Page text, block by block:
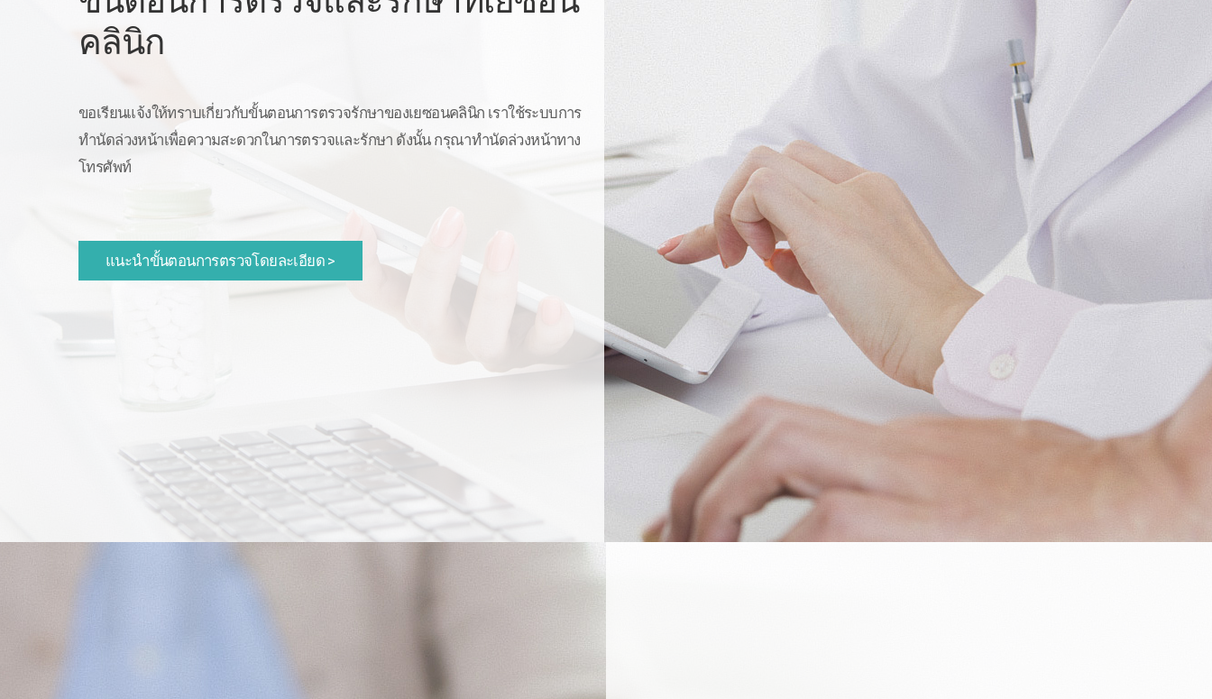
คลินิก
ขอเรียนแจ้งให้ทราบเกี่ยวกับขั้นตอนการตรวจรักษาของเยซอนคลินิก เราใช้ระบบการ
ทำนัดล่วงหน้าเพื่อความสะดวกในการตรวจและรักษา ดังนั้น กรุณาทำนัดล่วงหน้าทาง
โทรศัพท์
แนะนำขั้นตอนการตรวจโดยละเอียด >